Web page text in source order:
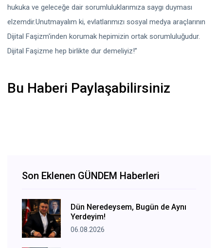
hukuka ve geleceğe dair sorumluluklarımıza saygı duyması
elzemdir.Unutmayalım ki, evlatlarımızı sosyal medya araçlarının
Dijital Faşizm'inden korumak hepimizin ortak sorumluluğudur.
Dijital Faşizme hep birlikte dur demeliyiz!”
Bu Haberi Paylaşabilirsiniz
Son Eklenen GÜNDEM Haberleri
Dün Neredeysem, Bugün de Aynı
Yerdeyim!
06.08.2026